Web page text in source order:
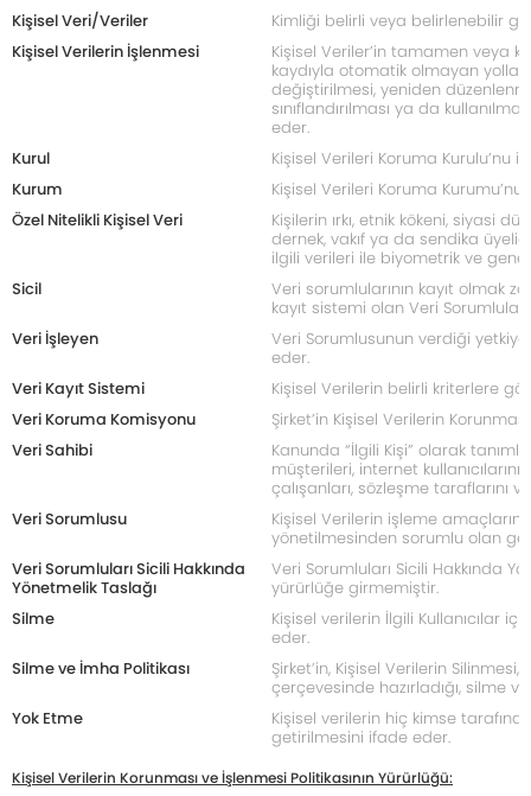
Kişisel Veri/Veriler
Kimliği belirli veya belirlenebilir
Kişisel Verilerin İşlenmesi
Kişisel Veriler’in tamamen veya
kaydıyla otomatik olmayan
değiştirilmesi, yeniden
sınıflandırılması ya da
eder.
Kurul
Kişisel Verileri Koruma Kurulu’nu
Kurum
Kişisel Verileri Koruma
Özel Nitelikli Kişisel Veri
Kişilerin ırkı, etnik kökeni, siyasi
dernek, vakıf ya da sendika
ilgili verileri ile biyometrik ve
Sicil
Veri sorumlularının kayıt olmak
kayıt sistemi olan Veri
Veri İşleyen
Veri Sorumlusunun verdiği
eder.
Veri Kayıt Sistemi
Kişisel Verilerin belirli kriterlere
Veri Koruma Komisyonu
Şirket’in Kişisel Verilerin
Veri Sahibi
Kanunda “İlgili Kişi” olarak
müşterileri, internet
çalışanları, sözleşme taraflarını
Veri Sorumlusu
Kişisel Verilerin işleme
yönetilmesinden sorumlu olan
Veri Sorumluları Sicili Hakkında
Yönetmelik Taslağı
Veri Sorumluları Sicili Hakkında
yürürlüğe girmemiştir.
Silme
Kişisel verilerin İlgili Kullanıcılar
eder.
Silme ve İmha Politikası
Şirket’in, Kişisel Verilerin
çerçevesinde hazırladığı, silme
Yok Etme
Kişisel verilerin hiç kimse
getirilmesini ifade eder.
Kişisel Verilerin Korunması ve İşlenmesi Politikasının Yürürlüğü: